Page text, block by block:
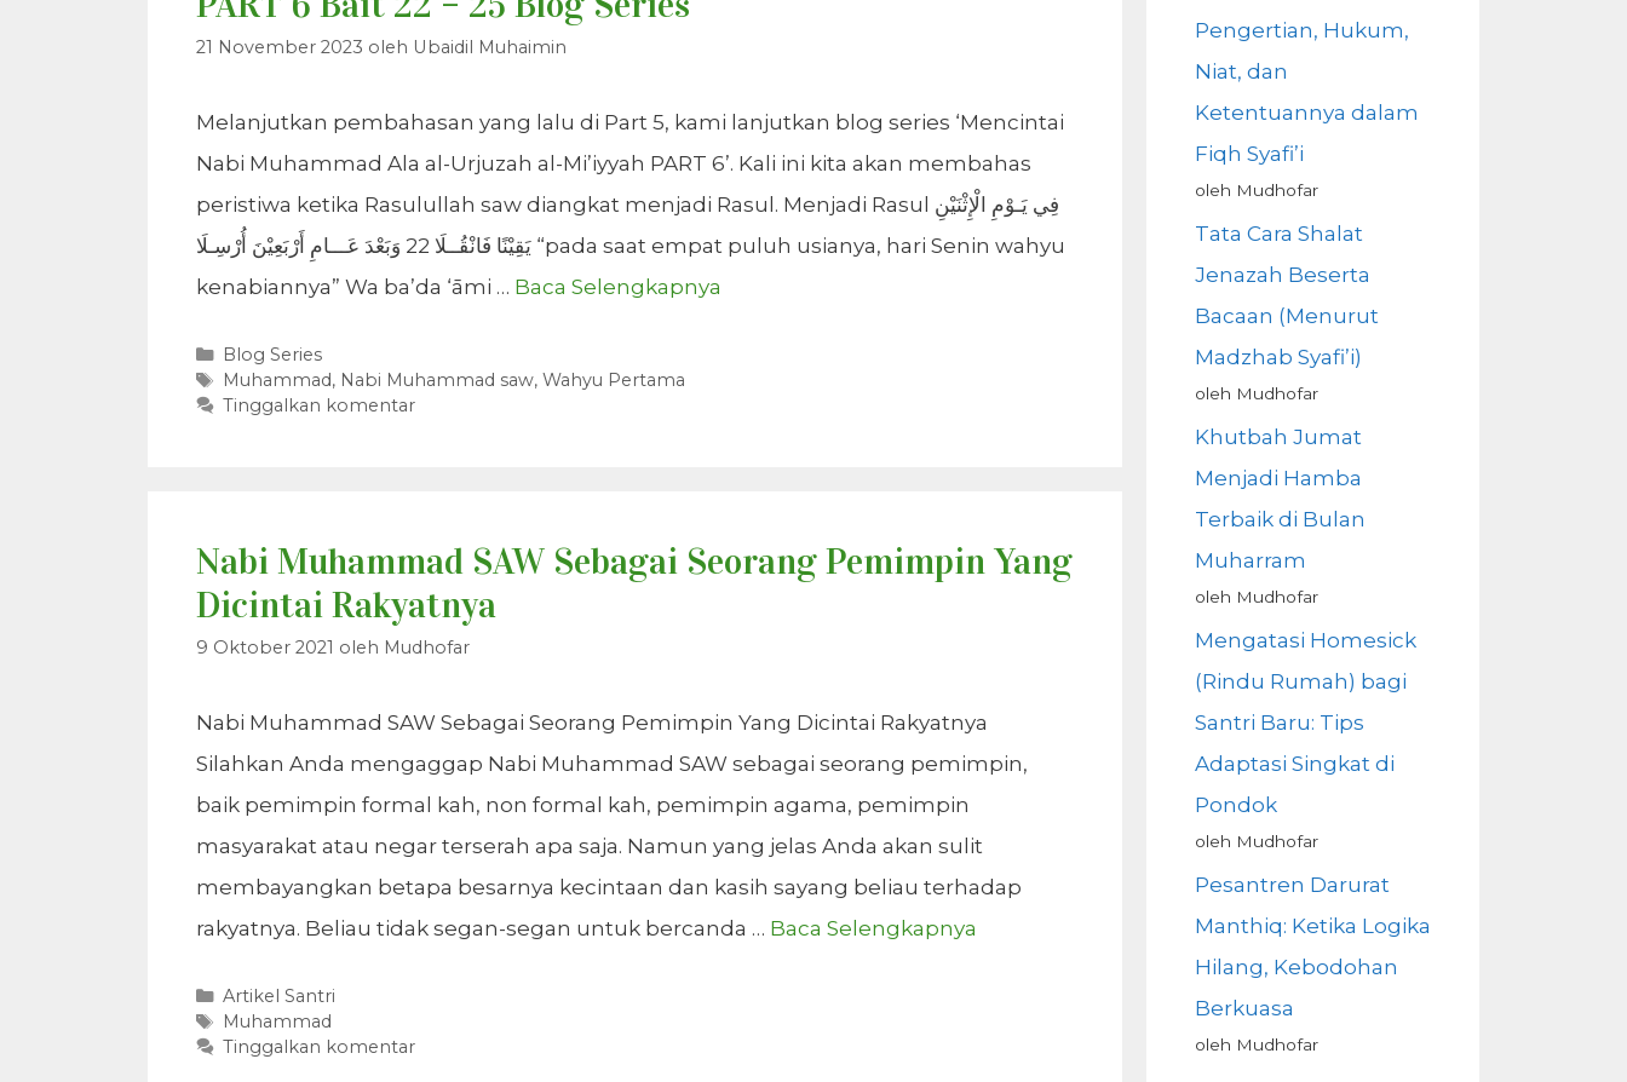
21 November 2023 oleh Ubaidil Muhaimin
Melanjutkan pembahasan yang lalu di Part 5, kami lanjutkan blog series ‘Mencintai
Nabi Muhammad Ala al-Urjuzah al-Mi’iyyah PART 6’. Kali ini kita akan membahas
peristiwa ketika Rasulullah saw diangkat menjadi Rasul. Menjadi Rasul فِي يَـوْمِ الْإِثْنَيْنِ
يَقِيْنًا فَانْقُــلَا 22 وَبَعْدَ عَـــامِ أَرْبَعِيْنَ أُرْسِـلَا “pada saat empat puluh usianya, hari Senin wahyu
kenabiannya” Wa ba’da ‘āmi … Baca Selengkapnya
Kategori
Blog Series
Tag
Muhammad, Nabi Muhammad saw, Wahyu Pertama
Tinggalkan komentar
Nabi Muhammad SAW Sebagai Seorang Pemimpin Yang
Dicintai Rakyatnya
9 Oktober 2021 oleh Mudhofar
Nabi Muhammad SAW Sebagai Seorang Pemimpin Yang Dicintai Rakyatnya
Silahkan Anda mengaggap Nabi Muhammad SAW sebagai seorang pemimpin,
baik pemimpin formal kah, non formal kah, pemimpin agama, pemimpin
masyarakat atau negar terserah apa saja. Namun yang jelas Anda akan sulit
membayangkan betapa besarnya kecintaan dan kasih sayang beliau terhadap
rakyatnya. Beliau tidak segan-segan untuk bercanda … Baca Selengkapnya
Kategori
Artikel Santri
Tag
Muhammad
Tinggalkan komentar
Pengertian, Hukum,
Niat, dan
Ketentuannya dalam
Fiqh Syafi’i
oleh Mudhofar
Tata Cara Shalat
Jenazah Beserta
Bacaan (Menurut
Madzhab Syafi’i)
oleh Mudhofar
Khutbah Jumat
Menjadi Hamba
Terbaik di Bulan
Muharram
oleh Mudhofar
Mengatasi Homesick
(Rindu Rumah) bagi
Santri Baru: Tips
Adaptasi Singkat di
Pondok
oleh Mudhofar
Pesantren Darurat
Manthiq: Ketika Logika
Hilang, Kebodohan
Berkuasa
oleh Mudhofar